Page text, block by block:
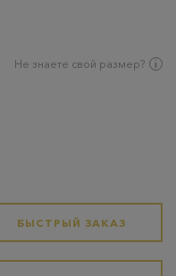
Не знаете свой размер?
БЫСТРЫЙ ЗАКАЗ